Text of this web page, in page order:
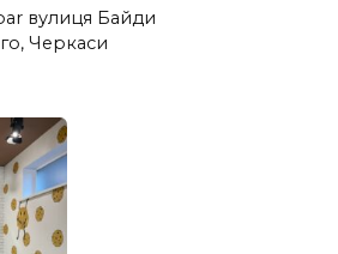
вулиця Байди
Черкаси